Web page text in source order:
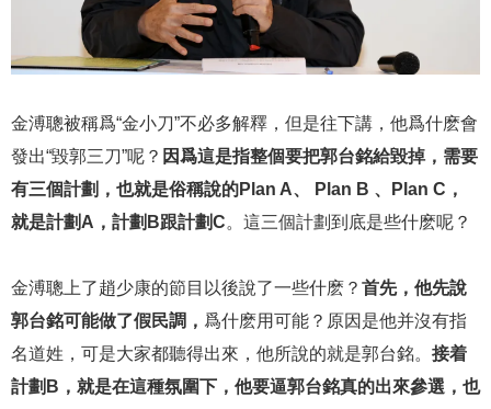
金溥聰被稱爲“金小刀”不必多解釋，但是往下講，他爲什麽會
發出“毀郭三刀”呢？ 因爲這是指整個要把郭台銘給毀掉，需要
有三個計劃，也就是俗稱說的Plan A、 Plan B 、Plan C，
就是計劃A，計劃B跟計劃C。這三個計劃到底是些什麽呢？
金溥聰上了趙少康的節目以後說了一些什麽？ 首先，他先說
郭台銘可能做了假民調， 爲什麽用可能？原因是他并沒有指
名道姓，可是大家都聽得出來，他所說的就是郭台銘。 接着
計劃B，就是在這種氛圍下，他要逼郭台銘真的出來參選，也